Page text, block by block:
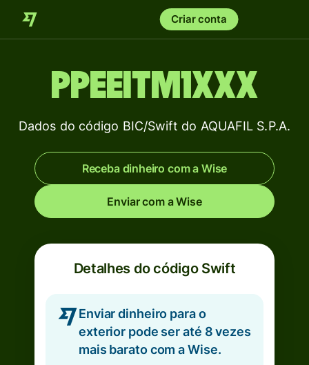
Criar conta
PPEEITM1XXX
Dados do código BIC/Swift do AQUAFIL S.P.A.
Receba dinheiro com a Wise
Enviar com a Wise
Detalhes do código Swift
Enviar dinheiro para o
exterior pode ser até 8 vezes
mais barato com a Wise.